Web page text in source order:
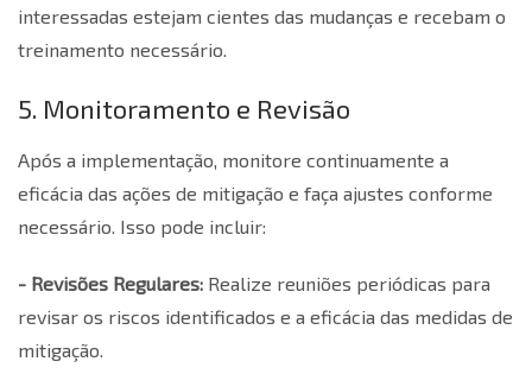
interessadas estejam cientes das mudanças e recebam o
treinamento necessário.
5. Monitoramento e Revisão
Após a implementação, monitore continuamente a
eficácia das ações de mitigação e faça ajustes conforme
necessário. Isso pode incluir:
- Revisões Regulares: Realize reuniões periódicas para
revisar os riscos identificados e a eficácia das medidas de
mitigação.